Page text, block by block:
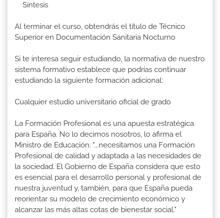
Síntesis
Al terminar el curso, obtendrás el título de Técnico
Superior en Documentación Sanitaria Nocturno
Si te interesa seguir estudiando, la normativa de nuestro
sistema formativo establece que podrías continuar
estudiando la siguiente formación adicional:
Cualquier estudio universitario oficial de grado
La Formación Profesional es una apuesta estratégica
para España. No lo decimos nosotros, lo afirma el
Ministro de Educación: "...necesitamos una Formación
Profesional de calidad y adaptada a las necesidades de
la sociedad. El Gobierno de España considera que esto
es esencial para el desarrollo personal y profesional de
nuestra juventud y, también, para que España pueda
reorientar su modelo de crecimiento económico y
alcanzar las más altas cotas de bienestar social."